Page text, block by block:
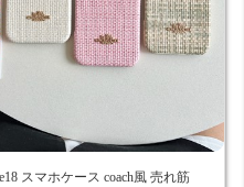
スマホケース coach風 売れ筋